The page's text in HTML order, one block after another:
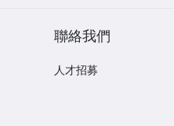
聯絡我們
人才招募